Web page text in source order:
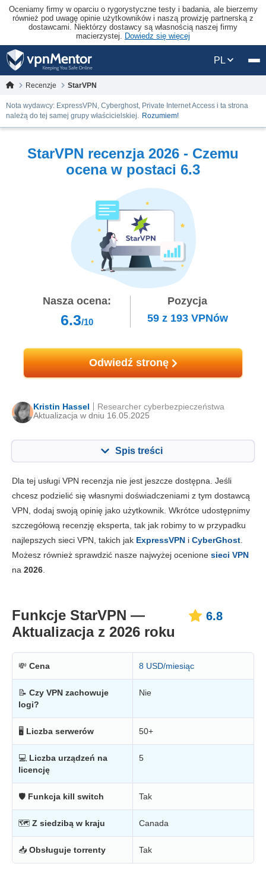
Oceniamy firmy w oparciu o rygorystyczne testy i badania, ale bierzemy
również pod uwagę opinie użytkowników i naszą prowizję partnerską z
dostawcami. Niektórzy dostawcy są własnością naszej firmy
macierzystej. Dowiedz się więcej
PL
Recenzje StarVPN
Nota wydawcy: ExpressVPN, Cyberghost, Private Internet Access i ta strona
należą do tej samej grupy właścicielskiej. Rozumiem!
StarVPN recenzja 2026 - Czemu
ocena w postaci 6.3
Nasza ocena:
6.3/10
Pozycja
59 z 193VPNów
Odwiedź stronę
Kristin Hassel
Aktualizacja w dniu 16.05.2025
Researcher cyberbezpieczeństwa
Spis treści
Najważniejsze funkcje 6.8
Instalacja i aplikacje 7.0
Niezawodność i wsparcie 6.3
Dla tej usługi VPN recenzja nie jest jeszcze dostępna. Jeśli
chcesz podzielić się własnymi doświadczeniami z tym dostawcą
VPN, dodaj swoją opinię jako użytkownik. Wkrótce udostępnimy
szczegółową recenzję eksperta, tak jak robimy to w przypadku
najlepszych sieci VPN, takich jak ExpressVPN i CyberGhost.
Możesz również sprawdzić nasze najwyżej ocenione sieci VPN
na 2026.
Funkcje StarVPN —
Aktualizacja z 2026 roku
6.8
💸 Cena 8 USD/miesiąc
📝 Czy VPN zachowuje
logi?
Nie
🖥 Liczba serwerów 50+
💻 Liczba urządzeń na
licencję
5
🛡 Funkcja kill switch Tak
🗺 Z siedzibą w kraju Canada
📥 Obsługuje torrenty Tak